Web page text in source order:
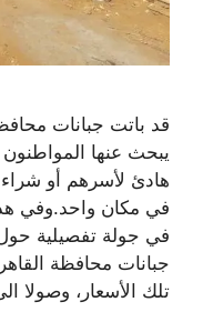
قد باتت جبانات
يبحث عنها
هادئ لأسرهم أو شراء
في مكان واحد.وفي
في جولة تفصيلية حول
جبانات محافظة
تلك الأسعار، وصولا